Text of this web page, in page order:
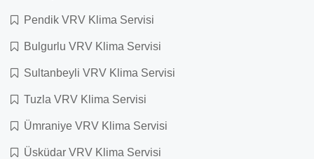
Pendik VRV Klima Servisi
Bulgurlu VRV Klima Servisi
Sultanbeyli VRV Klima Servisi
Tuzla VRV Klima Servisi
Ümraniye VRV Klima Servisi
Üsküdar VRV Klima Servisi